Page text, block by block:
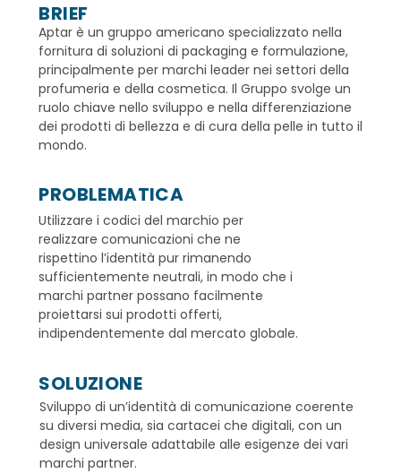
BRIEF
Aptar è un gruppo americano specializzato nella
fornitura di soluzioni di packaging e formulazione,
principalmente per marchi leader nei settori della
profumeria e della cosmetica. Il Gruppo svolge un
ruolo chiave nello sviluppo e nella differenziazione
dei prodotti di bellezza e di cura della pelle in tutto il
mondo.
PROBLEMATICA
Utilizzarei codici del marchioper
realizzare comunicazioni che ne
rispettino l’identità pur rimanendo
sufficientemente neutrali, in modo che i
marchi partner possano facilmente
proiettarsi sui prodotti offerti,
indipendentemente dal mercato globale.
SOLUZIONE
Sviluppo di un’identità di comunicazione coerente
su diversi media, sia cartacei che digitali, con un
design universale adattabile alle esigenze dei vari
marchi partner.